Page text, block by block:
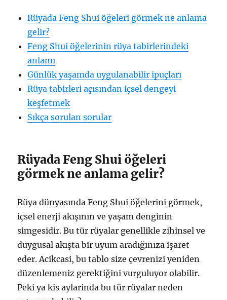
Rüyada Feng Shui öğeleri görmek ne anlama
gelir?
Feng Shui öğelerinin rüya tabirlerindeki
anlamı
Günlük yaşamda uygulanabilir ipuçları
Rüya tabirleri açısından içsel dengeyi
keşfetmek
Sıkça sorulan sorular
Rüyada Feng Shui öğeleri
görmek ne anlama gelir?
Rüya dünyasında Feng Shui öğelerini görmek,
içsel enerji akışının ve yaşam denginin
simgesidir. Bu tür rüyalar genellikle zihinsel ve
duygusal akışta bir uyum aradığınıza işaret
eder. Acikcasi, bu tablo size çevrenizi yeniden
düzenlemeniz gerektiğini vurguluyor olabilir.
Peki ya kis aylarinda bu tür rüyalar neden